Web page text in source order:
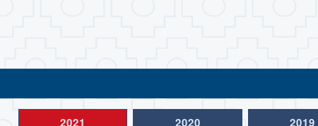
2021 2020 2019